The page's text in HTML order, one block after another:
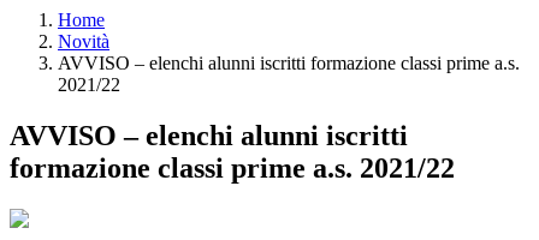
Home
Novità
AVVISO – elenchi alunni iscritti formazione classi prime a.s.
2021/22
AVVISO – elenchi alunni iscritti
formazione classi prime a.s. 2021/22